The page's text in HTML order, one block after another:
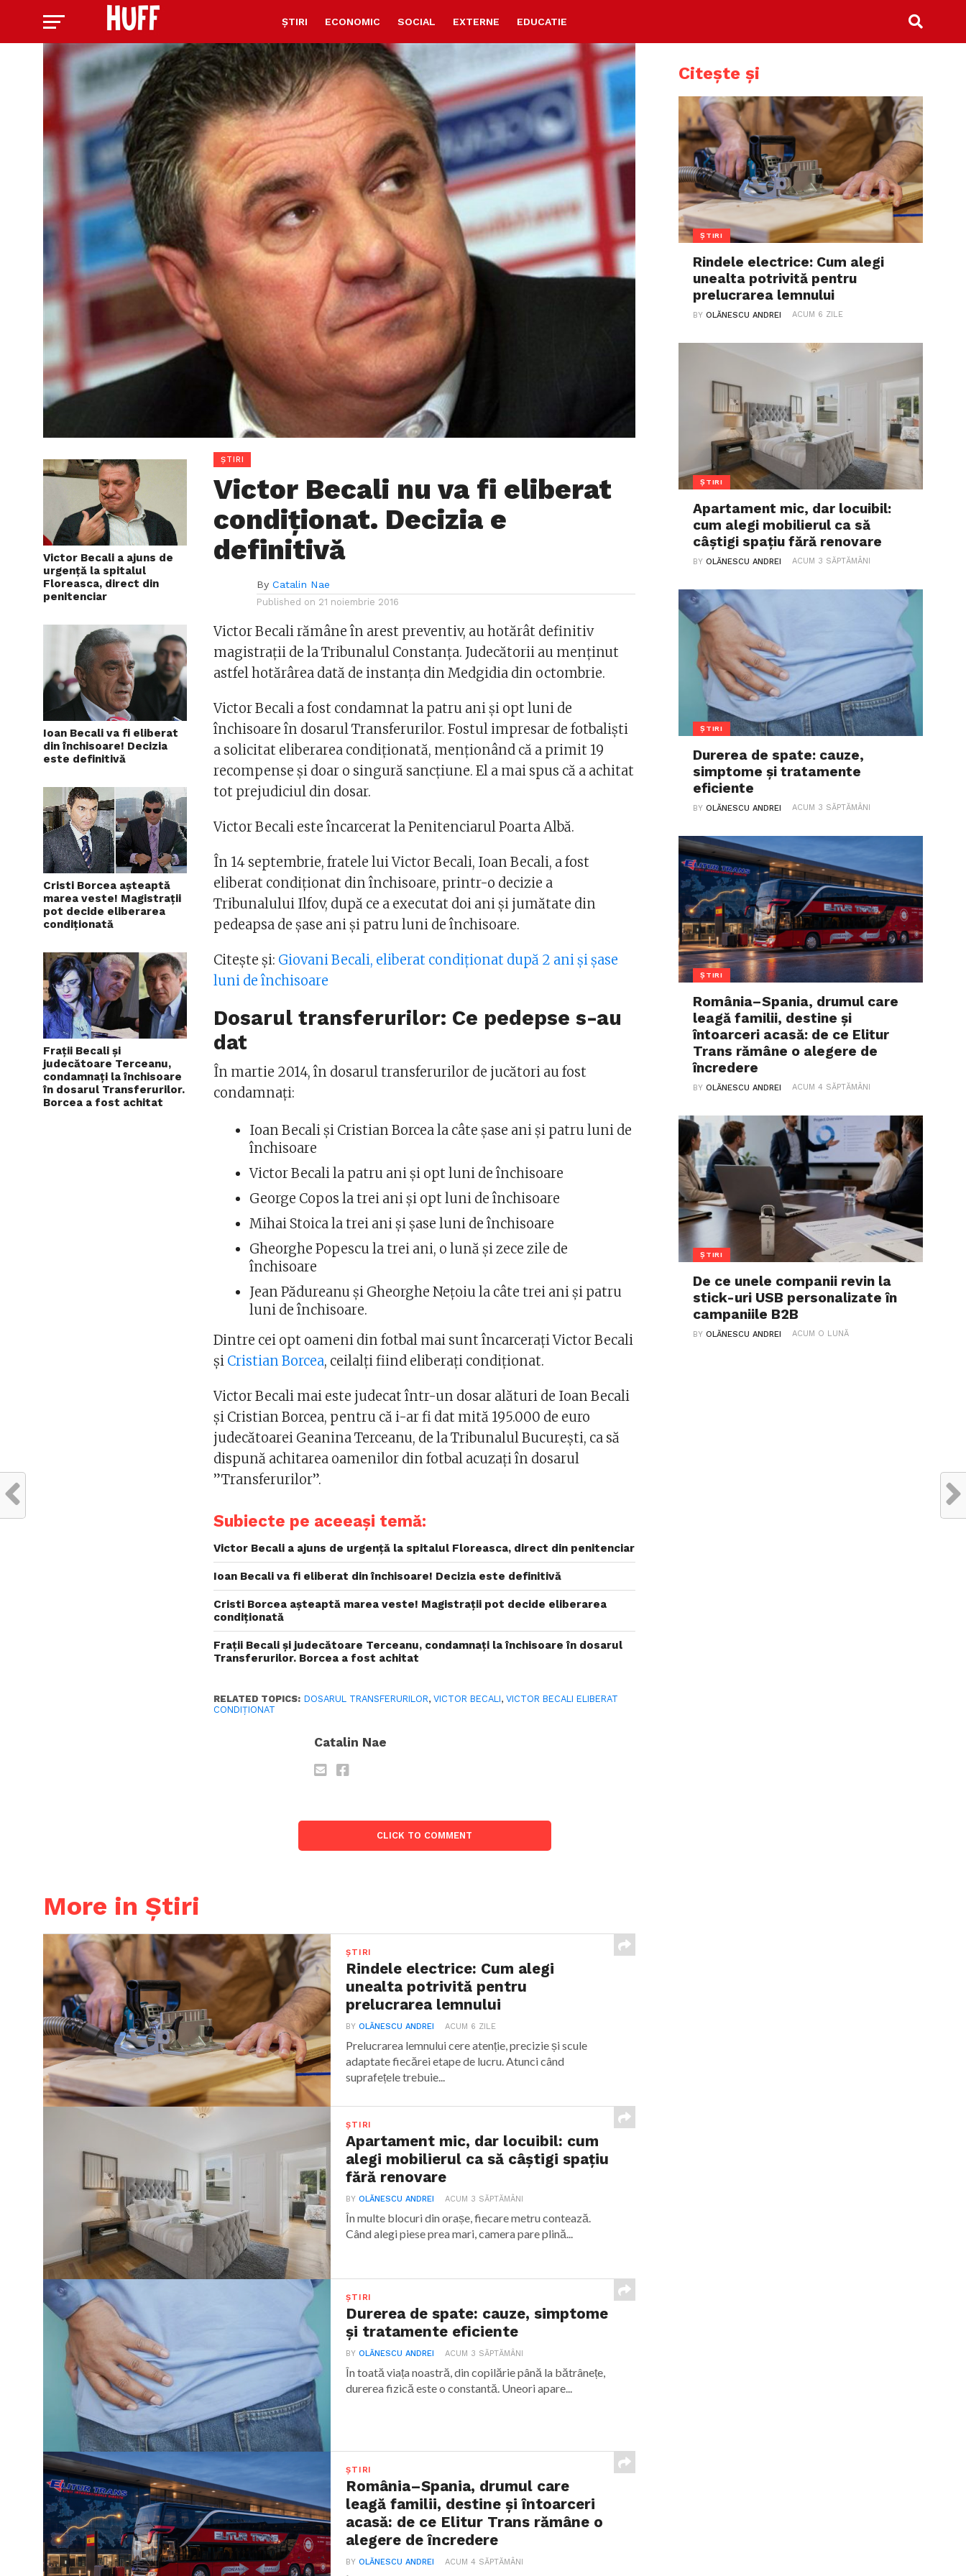
ȘTIRI ECONOMIC SOCIAL EXTERNE EDUCATIE
Victor Becali a ajuns de
urgență la spitalul
Floreasca, direct din
penitenciar
Ioan Becali va fi eliberat
din închisoare! Decizia
este definitivă
Cristi Borcea așteaptă
marea veste! Magistrații
pot decide eliberarea
condiționată
Fraţii Becali şi
judecătoare Terceanu,
condamnaţi la închisoare
în dosarul Transferurilor.
Borcea a fost achitat
ȘTIRI
Victor Becali nu va fi eliberat
condiționat. Decizia e
definitivă
By Catalin Nae
Published on 21 noiembrie 2016
Victor Becali rămâne în arest preventiv, au hotărât definitiv
magistrații de la Tribunalul Constanța. Judecătorii au menținut
astfel hotărârea dată de instanța din Medgidia din octombrie.
Victor Becali a fost condamnat la patru ani și opt luni de
închisoare în dosarul Transferurilor. Fostul impresar de fotbaliști
a solicitat eliberarea condiționată, menționând că a primit 19
recompense și doar o singură sancțiune. El a mai spus că a achitat
tot prejudiciul din dosar.
Victor Becali este încarcerat la Penitenciarul Poarta Albă.
În 14 septembrie, fratele lui Victor Becali, Ioan Becali, a fost
eliberat condiţionat din închisoare, printr-o decizie a
Tribunalului Ilfov, după ce a executat doi ani şi jumătate din
pedeapsa de şase ani şi patru luni de închisoare.
Citește și: Giovani Becali, eliberat condiționat după 2 ani și șase
luni de închisoare
Dosarul transferurilor: Ce pedepse s-au
dat
În martie 2014, în dosarul transferurilor de jucători au fost
condamnaţi:
Ioan Becali şi Cristian Borcea la câte şase ani şi patru luni de
închisoare
Victor Becali la patru ani şi opt luni de închisoare
George Copos la trei ani şi opt luni de închisoare
Mihai Stoica la trei ani şi şase luni de închisoare
Gheorghe Popescu la trei ani, o lună şi zece zile de
închisoare
Jean Pădureanu şi Gheorghe Neţoiu la câte trei ani şi patru
luni de închisoare.
Dintre cei opt oameni din fotbal mai sunt încarceraţi Victor Becali
şi Cristian Borcea, ceilalţi fiind eliberaţi condiţionat.
Victor Becali mai este judecat într-un dosar alături de Ioan Becali
şi Cristian Borcea, pentru că i-ar fi dat mită 195.000 de euro
judecătoarei Geanina Terceanu, de la Tribunalul Bucureşti, ca să
dispună achitarea oamenilor din fotbal acuzaţi în dosarul
”Transferurilor”.
Subiecte pe aceeași temă:
Victor Becali a ajuns de urgență la spitalul Floreasca, direct din penitenciar
Ioan Becali va fi eliberat din închisoare! Decizia este definitivă
Cristi Borcea așteaptă marea veste! Magistrații pot decide eliberarea
condiționată
Fraţii Becali şi judecătoare Terceanu, condamnaţi la închisoare în dosarul
Transferurilor. Borcea a fost achitat
RELATED TOPICS: DOSARUL TRANSFERURILOR,VICTOR BECALI,VICTOR BECALI ELIBERAT
CONDIȚIONAT
Catalin Nae
CLICK TO COMMENT
More in Știri
ȘTIRI
Rindele electrice: Cum alegi
unealta potrivită pentru
prelucrarea lemnului
BYOLĂNESCU ANDREI ACUM 6 ZILE
Prelucrarea lemnului cere atenție, precizie și scule
adaptate fiecărei etape de lucru. Atunci când
suprafețele trebuie...
ȘTIRI
Apartament mic, dar locuibil: cum
alegi mobilierul ca să câștigi spațiu
fără renovare
BYOLĂNESCU ANDREI ACUM 3 SĂPTĂMÂNI
În multe blocuri din orașe, fiecare metru contează.
Când alegi piese prea mari, camera pare plină...
ȘTIRI
Durerea de spate: cauze, simptome
și tratamente eficiente
BYOLĂNESCU ANDREI ACUM 3 SĂPTĂMÂNI
În toată viața noastră, din copilărie până la bătrânețe,
durerea fizică este o constantă. Uneori apare...
ȘTIRI
România–Spania, drumul care
leagă familii, destine și întoarceri
acasă: de ce Elitur Trans rămâne o
alegere de încredere
BYOLĂNESCU ANDREI ACUM 4 SĂPTĂMÂNI
Citește și
ȘTIRI
Rindele electrice: Cum alegi
unealta potrivită pentru
prelucrarea lemnului
BYOLĂNESCU ANDREI ACUM 6 ZILE
ȘTIRI
Apartament mic, dar locuibil:
cum alegi mobilierul ca să
câștigi spațiu fără renovare
BYOLĂNESCU ANDREI ACUM 3 SĂPTĂMÂNI
ȘTIRI
Durerea de spate: cauze,
simptome și tratamente
eficiente
BYOLĂNESCU ANDREI ACUM 3 SĂPTĂMÂNI
ȘTIRI
România–Spania, drumul care
leagă familii, destine și
întoarceri acasă: de ce Elitur
Trans rămâne o alegere de
încredere
BYOLĂNESCU ANDREI ACUM 4 SĂPTĂMÂNI
ȘTIRI
De ce unele companii revin la
stick-uri USB personalizate în
campaniile B2B
BYOLĂNESCU ANDREI ACUM O LUNĂ